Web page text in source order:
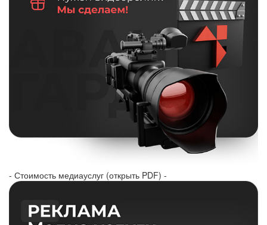
- Стоимость медиауслуг (открыть PDF) -